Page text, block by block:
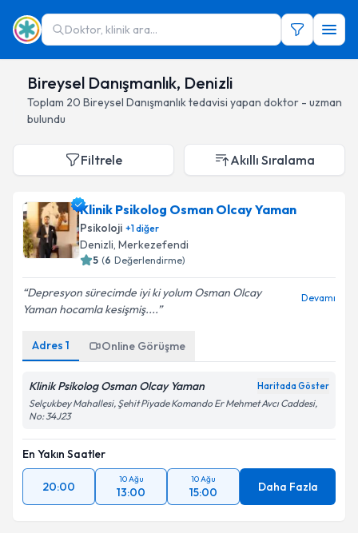
Doktor, klinik ara...
Bireysel Danışmanlık, Denizli
Toplam 20 Bireysel Danışmanlıktedavisi yapan doktor - uzman
bulundu
Filtrele Akıllı Sıralama
Klinik Psikolog Osman Olcay Yaman
Psikoloji +1diğer
Denizli, Merkezefendi
5 (6 Değerlendirme)
Depresyon sürecimde iyi ki yolum Osman Olcay
Yaman hocamla kesişmiş....
Devamı
Adres 1 Online Görüşme
Klinik Psikolog Osman Olcay Yaman Haritada Göster
Selçukbey Mahallesi, Şehit Piyade Komando Er Mehmet Avcı Caddesi,
No: 34J23
En Yakın Saatler
20:00
10 Ağu
13:00
10 Ağu
15:00 Daha Fazla